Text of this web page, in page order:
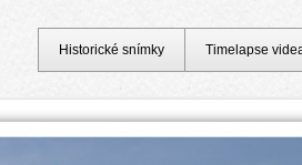
Historické snímky Timelapse